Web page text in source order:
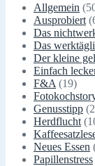
Allgemein
Ausprobiert
Das
Das
Der kleine
Einfach
F&A (19)
Genusstipp
Herdflucht
Neues Essen
Papillenstress